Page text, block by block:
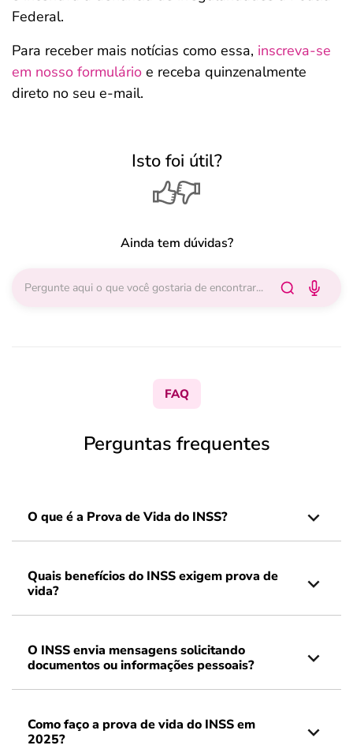
Federal.
Para receber mais notícias como essa, inscreva-se
em nosso formulário e receba quinzenalmente
direto no seu e-mail.
Isto foi útil?
Ainda tem dúvidas?
FAQ
Perguntas frequentes
O que é a Prova de Vida do INSS?
Quais benefícios do INSS exigem prova de
vida?
O INSS envia mensagens solicitando
documentos ou informações pessoais?
Como faço a prova de vida do INSS em
2025?